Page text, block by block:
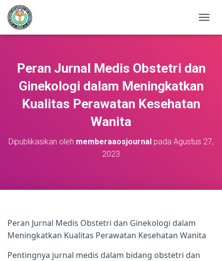
O
E
S
Peran Jurnal Medis Obstetri dan
Ginekologi dalam Meningkatkan
Kualitas Perawatan Kesehatan
Wanita
Dipublikasikan oleh memberaaosjournal pada Agustus 27,
2023
Peran Jurnal Medis Obstetri dan Ginekologi dalam
Meningkatkan Kualitas Perawatan Kesehatan Wanita
Pentingnya jurnal medis dalam bidang obstetri dan